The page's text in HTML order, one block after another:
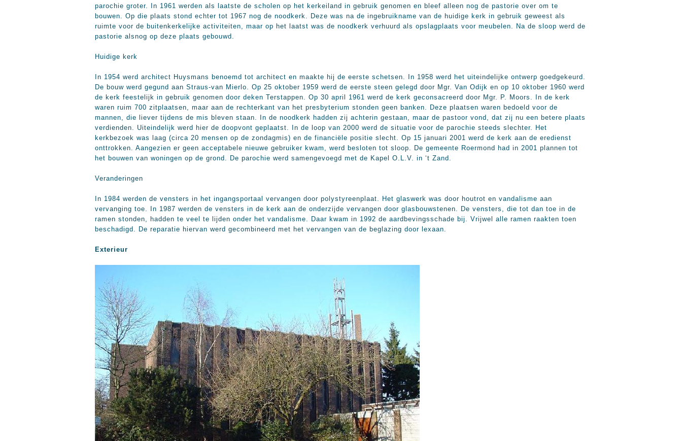
parochie groter. In 1961 werden als laatste de scholen op het kerkeiland in gebruik genomen en bleef alleen nog de pastorie over om te
bouwen. Op die plaats stond echter tot 1967 nog de noodkerk. Deze was na de ingebruikname van de huidige kerk in gebruik geweest als
ruimte voor de buitenkerkelijke activiteiten, maar op het laatst was de noodkerk verhuurd als opslagplaats voor meubelen. Na de sloop werd de
pastorie alsnog op deze plaats gebouwd.
Huidige kerk
In 1954 werd architect Huysmans benoemd tot architect en maakte hij de eerste schetsen. In 1958 werd het uiteindelijke ontwerp goedgekeurd.
De bouw werd gegund aan Straus-van Mierlo. Op 25 oktober 1959 werd de eerste steen gelegd door Mgr. Van Odijk en op 10 oktober 1960 werd
de kerk feestelijk in gebruik genomen door deken Terstappen. Op 30 april 1961 werd de kerk geconsacreerd door Mgr. P. Moors. In de kerk
waren ruim 700 zitplaatsen, maar aan de rechterkant van het presbyterium stonden geen banken. Deze plaatsen waren bedoeld voor de
mannen, die liever tijdens de mis bleven staan. In de noodkerk hadden zij achterin gestaan, maar de pastoor vond, dat zij nu een betere plaats
verdienden. Uiteindelijk werd hier de doopvont geplaatst. In de loop van 2000 werd de situatie voor de parochie steeds slechter. Het
kerkbezoek was laag (circa 20 mensen op de zondagmis) en de financiële positie slecht. Op 15 januari 2001 werd de kerk aan de eredienst
onttrokken. Aangezien er geen acceptabele nieuwe gebruiker kwam, werd besloten tot sloop. De gemeente Roermond had in 2001 plannen tot
het bouwen van woningen op de grond. De parochie werd samengevoegd met de Kapel O.L.V. in ‘t Zand.
Veranderingen
In 1984 werden de vensters in het ingangsportaal vervangen door polystyreenplaat. Het glaswerk was door houtrot en vandalisme aan
vervanging toe. In 1987 werden de vensters in de kerk aan de onderzijde vervangen door glasbouwstenen. De vensters, die tot dan toe in de
ramen stonden, hadden te veel te lijden onder het vandalisme. Daar kwam in 1992 de aardbevingsschade bij. Vrijwel alle ramen raakten toen
beschadigd. De reparatie hiervan werd gecombineerd met het vervangen van de beglazing door lexaan.
Exterieur